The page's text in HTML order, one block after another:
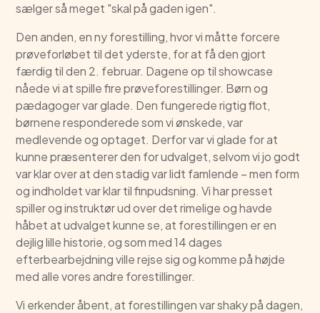
sælger så meget "skal på gaden igen".
Den anden, en ny forestilling, hvor vi måtte forcere
prøveforløbet til det yderste, for at få den gjort
færdig til den 2. februar. Dagene op til showcase
nåede vi at spille fire prøveforestillinger. Børn og
pædagoger var glade. Den fungerede rigtig flot,
børnene responderede som vi ønskede, var
medlevende og optaget. Derfor var vi glade for at
kunne præsenterer den for udvalget, selvom vi jo godt
var klar over at den stadig var lidt famlende – men form
og indholdet var klar til finpudsning. Vi har presset
spiller og instruktør ud over det rimelige og havde
håbet at udvalget kunne se, at forestillingen er en
dejlig lille historie, og som med 14 dages
efterbearbejdning ville rejse sig og komme på højde
med alle vores andre forestillinger.
Vi erkender åbent, at forestillingen var shaky på dagen,